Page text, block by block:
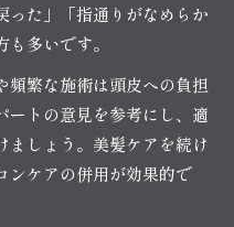
った」「指通りがなめらか
多いです。
頻繁な施術は頭皮への負担
ートの意見を参考にし、適
ましょう。美髪ケアを続け
ンケアの併用が効果的で